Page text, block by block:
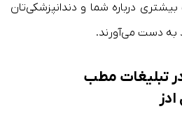
درباره شما و دندانپزشکی‌تان
به دست می‌آورند.
تبلیغات مطب